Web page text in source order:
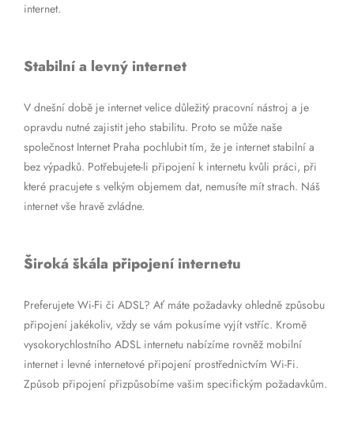
internet.
Stabilní a levný internet
V dnešní době je internet velice důležitý pracovní nástroj a je
opravdu nutné zajistit jeho stabilitu. Proto se může naše
společnost Internet Praha pochlubit tím, že je internet stabilní a
bez výpadků. Potřebujete-li připojení k internetu kvůli práci, při
které pracujete s velkým objemem dat, nemusíte mít strach. Náš
internet vše hravě zvládne.
Široká škála připojení internetu
Preferujete Wi-Fi či ADSL? Ať máte požadavky ohledně způsobu
připojení jakékoliv, vždy se vám pokusíme vyjít vstříc. Kromě
vysokorychlostního ADSL internetu nabízíme rovněž mobilní
internet i levné internetové připojení prostřednictvím Wi-Fi.
Způsob připojení přizpůsobíme vašim specifickým požadavkům.